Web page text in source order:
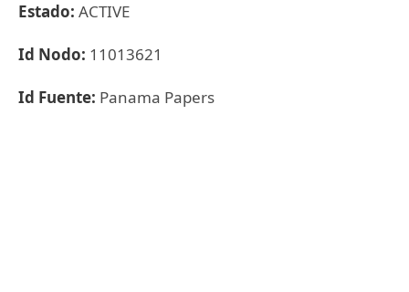
Estado: ACTIVE
Id Nodo: 11013621
Id Fuente: Panama Papers